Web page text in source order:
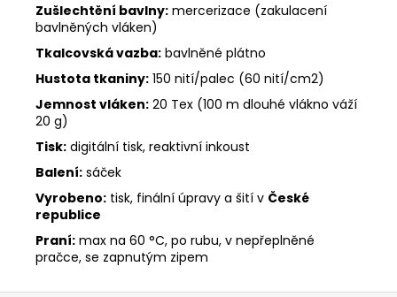
Zušlechtění bavlny: mercerizace (zakulacení
bavlněných vláken)
Tkalcovská vazba: bavlněné plátno
Hustota tkaniny: 150 nití/palec (60 nití/cm2)
Jemnost vláken: 20 Tex (100 m dlouhé vlákno váží
20 g)
Tisk: digitální tisk, reaktivní inkoust
Balení: sáček
Vyrobeno: tisk, finální úpravy a šití v České
republice
Praní: max na 60 °C, po rubu, v nepřeplněné
pračce, se zapnutým zipem